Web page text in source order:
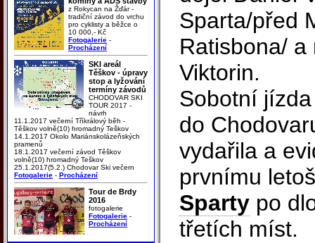
z Rokycan na Žďár -
tradiční závod do vrchu
pro cyklisty a běžce o
10 000,- Kč
Fotogalerie -
Procházení
SKI areál
Těškov - úpravy
stop a lyžování
termíny závodů
CHODOVAR SKI
TOUR 2017 -
návrh
11.1.2017 večerní Tříkrálový běh -
Těškov volně(10) hromadný Teškov
14.1.2017 Okolo Mariánskolázeňských
pramenů
18.1.2017 večerní závod Těškov
volně(10) hromadný Teškov
25.1.2017(5.2.) Chodovar Ski večern
Fotogalerie - Procházení
Tour de Brdy
2016
fotogalerie
Fotogalerie -
Procházení
Sparta/před
Ratisbona/
Viktorin.
Sobotní
do
vydařila a
prvnímu
Sparty po
třetích míst.